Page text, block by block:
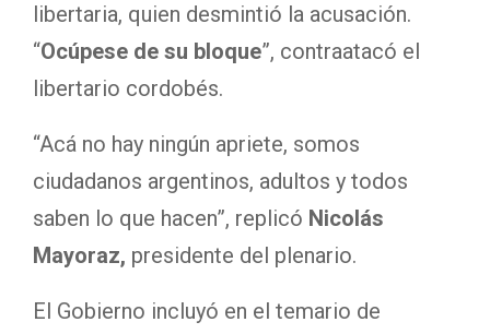
libertaria, quien desmintió la acusación.
“Ocúpese de su bloque”, contraatacó el
libertario cordobés.
“Acá no hay ningún apriete, somos
ciudadanos argentinos, adultos y todos
saben lo que hacen”, replicó Nicolás
Mayoraz, presidente del plenario.
El Gobierno incluyó en el temario de